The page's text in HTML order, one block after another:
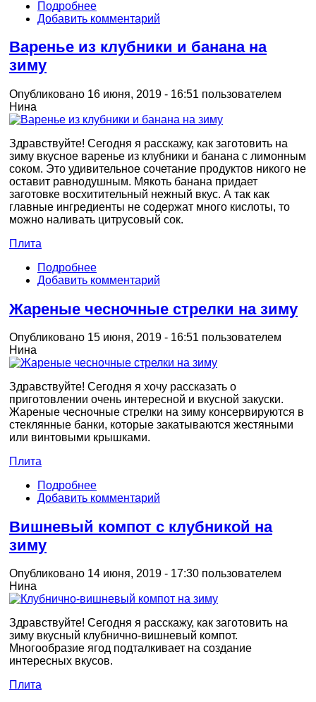
Подробнее
Добавить комментарий
Варенье из клубники и банана на
зиму
Опубликовано 16 июня, 2019 - 16:51 пользователем
Нина
Здравствуйте! Сегодня я расскажу, как заготовить на
зиму вкусное варенье из клубники и банана с лимонным
соком. Это удивительное сочетание продуктов никого не
оставит равнодушным. Мякоть банана придает
заготовке восхитительный нежный вкус. А так как
главные ингредиенты не содержат много кислоты, то
можно наливать цитрусовый сок.
Плита
Подробнее
Добавить комментарий
Жареные чесночные стрелки на зиму
Опубликовано 15 июня, 2019 - 16:51 пользователем
Нина
Здравствуйте! Сегодня я хочу рассказать о
приготовлении очень интересной и вкусной закуски.
Жареные чесночные стрелки на зиму консервируются в
стеклянные банки, которые закатываются жестяными
или винтовыми крышками.
Плита
Подробнее
Добавить комментарий
Вишневый компот с клубникой на
зиму
Опубликовано 14 июня, 2019 - 17:30 пользователем
Нина
Здравствуйте! Сегодня я расскажу, как заготовить на
зиму вкусный клубнично-вишневый компот.
Многообразие ягод подталкивает на создание
интересных вкусов.
Плита